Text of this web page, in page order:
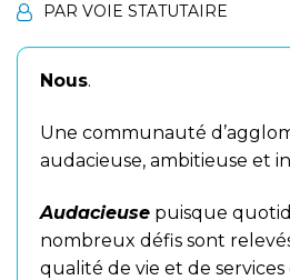
PAR VOIE STATUTAIRE
Nous.
Une communauté
audacieuse, ambitieuse et
Audacieuse puisque
nombreux défis sont
qualité de vie et de services